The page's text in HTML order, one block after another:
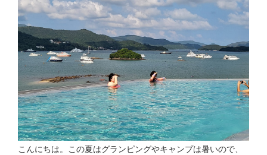
こんにちは。この夏はグランピングやキャンプは暑いので、